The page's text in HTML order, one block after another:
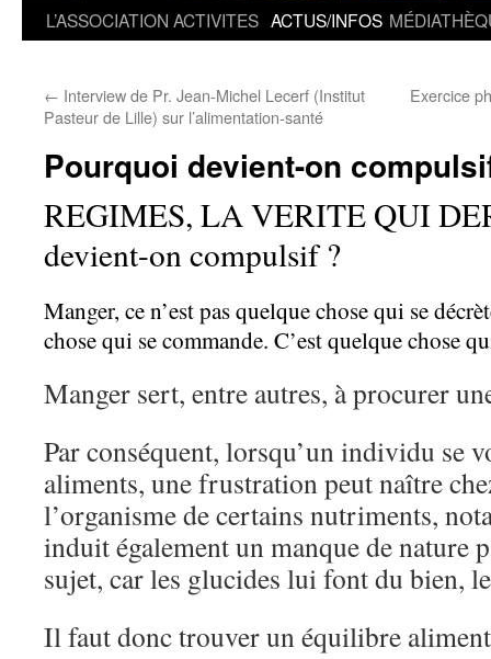
L’ASSOCIATION ACTIVITES ACTUS/INFOS
← Interview de Pr. Jean-Michel Lecerf (Institut
Pasteur de Lille) sur l’alimentation-santé
Exercice
Pourquoi devient-on
REGIMES, LA VERITE QUI
devient-on compulsif ?
Manger, ce n’est pas quelque chose qui se
chose qui se commande. C’est quelque chose
Manger sert, entre autres, à procurer
Par conséquent, lorsqu’un individu se
aliments, une frustration peut naître
l’organisme de certains nutriments,
induit également un manque de nature
sujet, car les glucides lui font du bien,
Il faut donc trouver un équilibre